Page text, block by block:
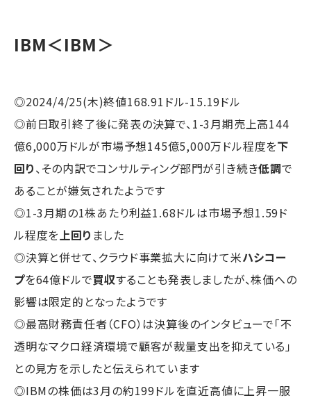
IBM＜IBM＞
◎2024/4/25(木)終値168.91ドル-15.19ドル
◎前日取引終了後に発表の決算で、1-3月期売上高144
億6,000万ドルが市場予想145億5,000万ドル程度を下
回り、その内訳でコンサルティング部門が引き続き低調で
あることが嫌気されたようです
◎1-3月期の1株あたり利益1.68ドルは市場予想1.59ド
ル程度を 上回り ました
◎決算と併せて、クラウド事業拡大に向けて米ハシコー
プを64億ドルで買収することも発表しましたが、株価への
影響は限定的となったようです
◎最高財務責任者（CFO）は決算後のインタビューで「不
透明なマクロ経済環境で顧客が裁量支出を抑えている」
との見方を示したと伝えられています
◎IBMの株価は3月の約199ドルを直近高値に上昇一服